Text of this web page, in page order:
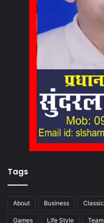
Tags
About Business Classic
Games Life Style Team